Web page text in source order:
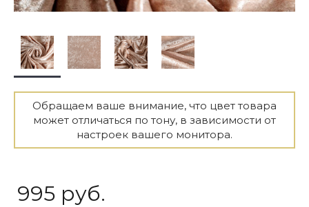
Обращаем ваше внимание, что цвет товара
может отличаться по тону, в зависимости от
настроек вашего монитора.
995 руб.